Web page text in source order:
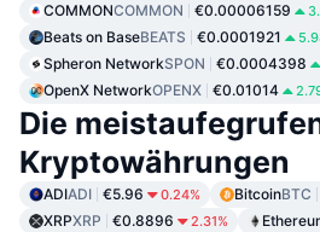
COMMONCOMMON €0.00006159
Beats on BaseBEATS €0.0001921
Spheron NetworkSPON €0.0004398
OpenX NetworkOPENX €0.01014
Die
Kryptowährungen
ADIADI €5.96 0.24% BitcoinBTC
XRPXRP €0.8896 2.31%